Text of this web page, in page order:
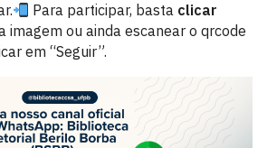
Para participar, basta clicar
imagem ou ainda escanear o qrcode
em “Seguir”.